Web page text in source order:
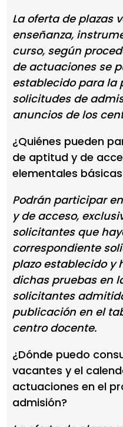
La oferta de plazas
enseñanza,
curso, según
de actuaciones se
establecido para la
solicitudes de
anuncios de los
¿Quiénes pueden
de aptitud y de
elementales
Podrán participar
y de acceso,
solicitantes que
correspondiente
plazo establecido y
dichas pruebas en
solicitantes
publicación en el
centro docente.
¿Dónde puedo
vacantes y el
actuaciones en el
admisión?